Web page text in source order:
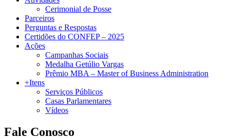
Cerimonial de Posse
Parceiros
Perguntas e Respostas
Certidões do CONFEP – 2025
Ações
Campanhas Sociais
Medalha Getúlio Vargas
Prêmio MBA – Master of Business Administration
+Itens
Serviços Públicos
Casas Parlamentares
Vídeos
Fale Conosco